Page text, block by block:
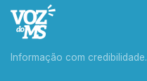
Informação com credibilidade.